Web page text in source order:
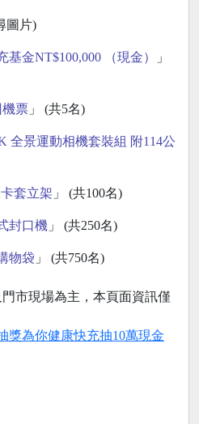
圖片)
基金NT$100,000 （現金）
」
票」 (共5名)
全景運動相機套裝組 附114公
套立架 」 (共100名)
封口機」 (共250名)
物袋 」 (共750名)
市現場為主，本頁面資訊僅
獎為你健康快充抽10萬現金